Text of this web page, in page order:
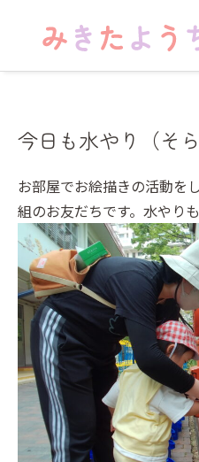
今日も水やり（そら
お部屋でお絵描きの活動を
組のお友だちです。水やり